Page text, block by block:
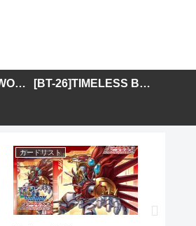
[EX-12]DIGITAL WORLD SHAMBALA [BT-26]TIMELESS BONDS
カードリスト